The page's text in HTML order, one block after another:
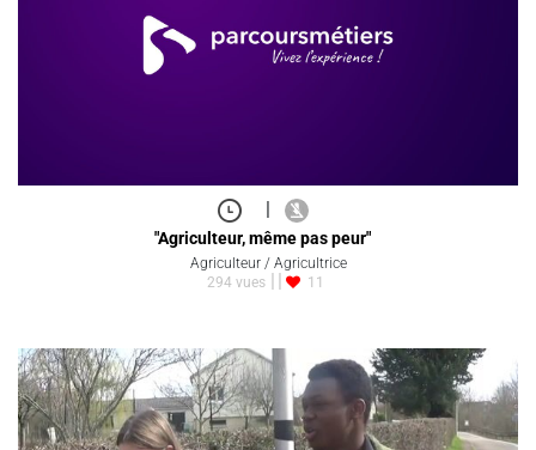
|
"Agriculteur, même pas peur"
Agriculteur / Agricultrice
294 vues
11